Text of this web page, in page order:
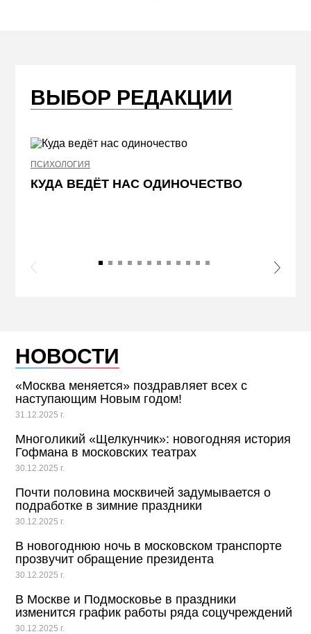
ВЫБОР РЕДАКЦИИ
ПСИХОЛОГИЯ
КУДА ВЕДЁТ НАС ОДИНОЧЕСТВО
Slide
Next
НОВОСТИ
«Москва меняется» поздравляет всех с
наступающим Новым годом!
31.12.2025 г.
Многоликий «Щелкунчик»: новогодняя история
Гофмана в московских театрах
30.12.2025 г.
Почти половина москвичей задумывается о
подработке в зимние праздники
30.12.2025 г.
В новогоднюю ночь в московском транспорте
прозвучит обращение президента
30.12.2025 г.
В Москве и Подмосковье в праздники
изменится график работы ряда соцучреждений
30.12.2025 г.